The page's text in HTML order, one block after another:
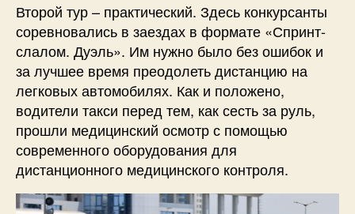
Второй тур – практический. Здесь конкурсанты
соревновались в заездах в формате «Спринт-
слалом. Дуэль». Им нужно было без ошибок и
за лучшее время преодолеть дистанцию на
легковых автомобилях. Как и положено,
водители такси перед тем, как сесть за руль,
прошли медицинский осмотр с помощью
современного оборудования для
дистанционного медицинского контроля.